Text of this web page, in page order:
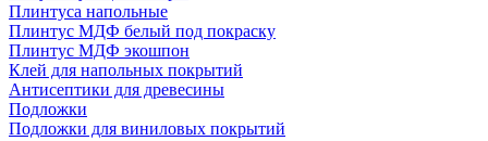
Плинтуса напольные
Плинтус МДФ белый под покраску
Плинтус МДФ экошпон
Клей для напольных покрытий
Антисептики для древесины
Подложки
Подложки для виниловых покрытий